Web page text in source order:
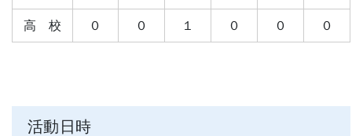
高 校 ０ ０ １ ０ ０ ０
活動日時